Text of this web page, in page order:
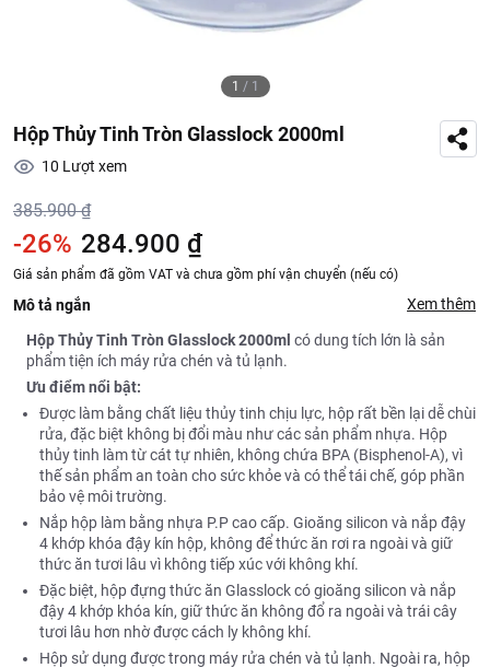
1 / 1
Hộp Thủy Tinh Tròn Glasslock 2000ml
10 Lượt xem
385.900 ₫
-26% 284.900 ₫
Giá sản phẩm đã gồm VAT và chưa gồm phí vận chuyển (nếu có)
Mô tả ngắn Xem thêm
Hộp Thủy Tinh Tròn Glasslock 2000ml có dung tích lớn là sản
phẩm tiện ích máy rửa chén và tủ lạnh.
Ưu điểm nổi bật:
Được làm bằng chất liệu thủy tinh chịu lực, hộp rất bền lại dễ chùi
rửa, đặc biệt không bị đổi màu như các sản phẩm nhựa. Hộp
thủy tinh làm từ cát tự nhiên, không chứa BPA (Bisphenol-A), vì
thế sản phẩm an toàn cho sức khỏe và có thể tái chế, góp phần
bảo vệ môi trường.
Nắp hộp làm bằng nhựa P.P cao cấp. Gioăng silicon và nắp đậy
4 khớp khóa đậy kín hộp, không để thức ăn rơi ra ngoài và giữ
thức ăn tươi lâu vì không tiếp xúc với không khí.
Đặc biệt, hộp đựng thức ăn Glasslock có gioăng silicon và nắp
đậy 4 khớp khóa kín, giữ thức ăn không đổ ra ngoài và trái cây
tươi lâu hơn nhờ được cách ly không khí.
Hộp sử dụng được trong máy rửa chén và tủ lạnh. Ngoài ra, hộp